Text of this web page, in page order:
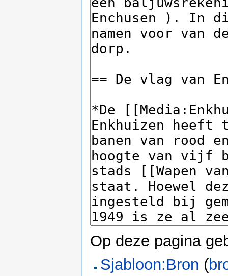
Op deze pagina
Sjabloon:Bron (